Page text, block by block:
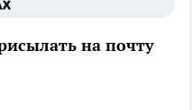
на почту